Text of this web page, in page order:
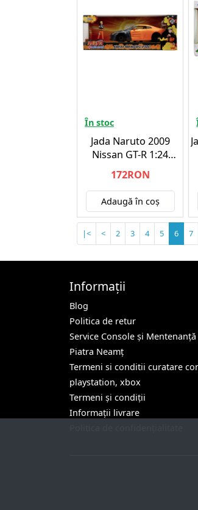
În stoc
Jada Naruto 2009
Nissan GT-R 1:24
20cm (253255054)
172RON
Adaugă în coş
|< < 2 3 4 5 6 7
Informații
Blog
Politica de retur
Service Console și
Piatra Neamț
Termeni si conditii curatare
playstation, xbox
Termeni și condiții
Informații livrare